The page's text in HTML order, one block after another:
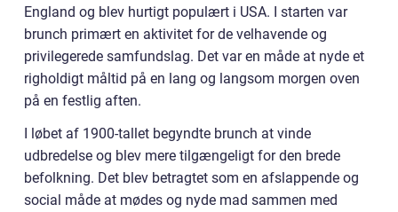
England og blev hurtigt populært i USA. I starten var
brunch primært en aktivitet for de velhavende og
privilegerede samfundslag. Det var en måde at nyde et
righoldigt måltid på en lang og langsom morgen oven
på en festlig aften.
I løbet af 1900-tallet begyndte brunch at vinde
udbredelse og blev mere tilgængeligt for den brede
befolkning. Det blev betragtet som en afslappende og
social måde at mødes og nyde mad sammen med